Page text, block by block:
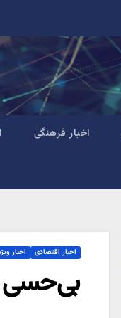
اخبار فرهنگی
اخبار اقتصادی اخبار
بی‌حسی